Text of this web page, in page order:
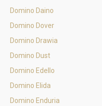
Domino Daino
Domino Dover
Domino Drawia
Domino Dust
Domino Edello
Domino Elida
Domino Enduria